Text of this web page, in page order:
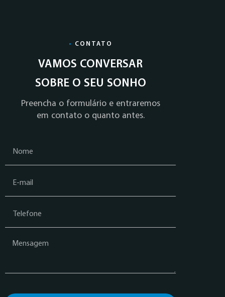
• CONTATO
VAMOS CONVERSAR
SOBRE O SEU SONHO
Preencha o formulário e entraremos
em contato o quanto antes.